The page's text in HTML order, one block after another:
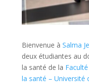
Bienvenue à Salma
deux étudiantes au
la santé de la
la santé – Université